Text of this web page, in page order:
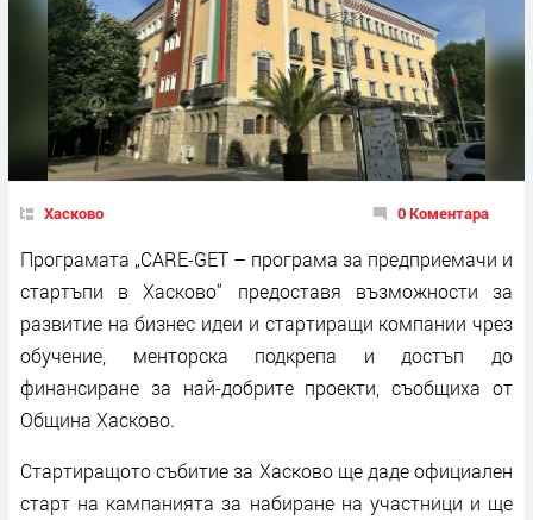
Хасково 0 Коментара
Програмата „CARE-GET – програма за предприемачи и
стартъпи в Хасково“ предоставя възможности за
развитие на бизнес идеи и стартиращи компании чрез
обучение, менторска подкрепа и достъп до
финансиране за най-добрите проекти, съобщиха от
Община Хасково.
Стартиращото събитие за Хасково ще даде официален
старт на кампанията за набиране на участници и ще